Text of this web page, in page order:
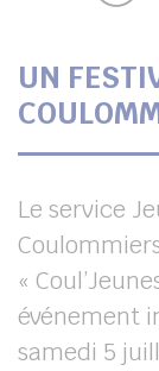
UN
Le service
«
événement
samedi 5